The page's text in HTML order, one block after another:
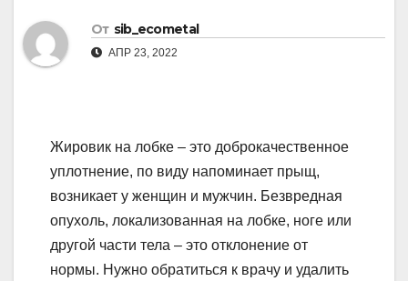
От sib_ecometal
АПР 23, 2022
Жировик на лобке – это доброкачественное
уплотнение, по виду напоминает прыщ,
возникает у женщин и мужчин. Безвредная
опухоль, локализованная на лобке, ноге или
другой части тела – это отклонение от
нормы. Нужно обратиться к врачу и удалить